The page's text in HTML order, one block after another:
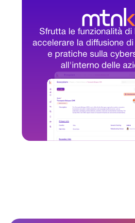
Sfrutta le funzionalità di
accelerare la diffusione
e pratiche sulla
all'interno delle